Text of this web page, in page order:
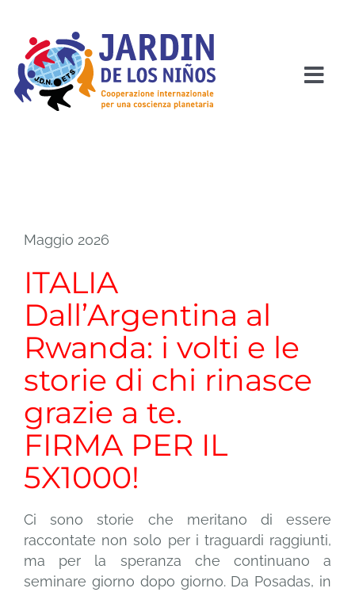
contenuto
PROGETTI
COME SOSTENERCI
COSA PUOI FARE
EVENTI
Maggio 2026
ITALIA
Dall’Argentina al
Rwanda: i volti e le
storie di chi rinasce
grazie a te.
FIRMA PER IL
5X1000!
Ci sono storie che meritano di essere
raccontate non solo per i traguardi raggiunti,
ma per la speranza che continuano a
seminare giorno dopo giorno. Da Posadas, in